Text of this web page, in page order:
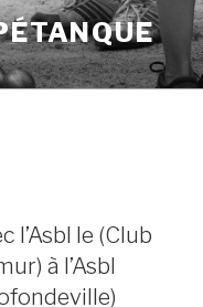
l’Asbl le (Club
à l’Asbl